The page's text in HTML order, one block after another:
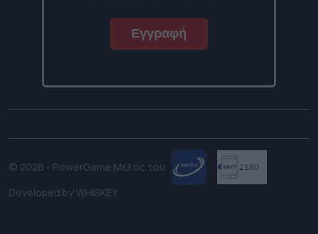
Εγγραφή
© 2026 - PowerGame.Μέλος του
Developed by WHISKEY